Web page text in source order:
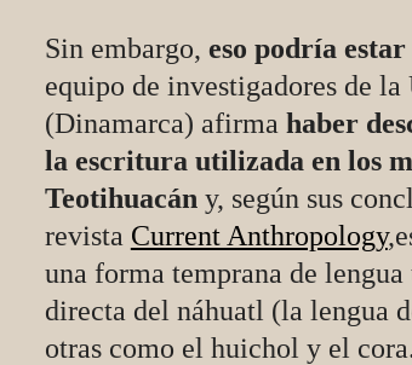
Sin embargo, eso podría
equipo de investigadores de
(Dinamarca) afirma haber
la escritura utilizada en los
Teotihuacán y, según sus
revista Current Anthropology
una forma temprana de lengua
directa del náhuatl (la lengua
otras como el huichol y el